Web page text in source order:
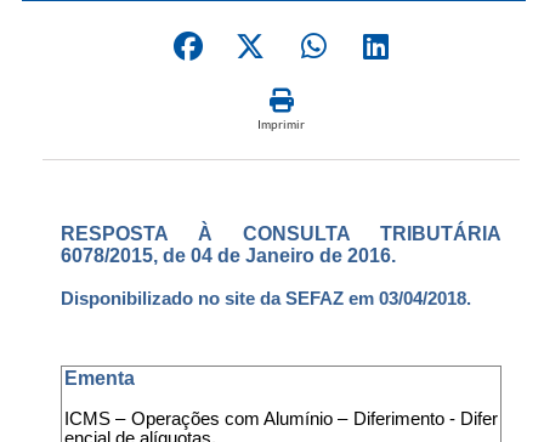
Imprimir
RESPOSTA À CONSULTA TRIBUTÁRIA
6078/2015, de 04 de Janeiro de 2016.
Disponibilizado no site da SEFAZ em 03/04/2018.
Ementa
ICMS – Operações com Alumínio – Diferimento - Difer